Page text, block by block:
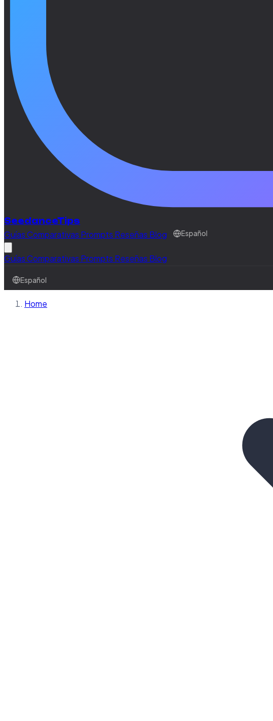
SeedanceTips
GuíasComparativas Prompts Reseñas Blog Español
GuíasComparativas Prompts Reseñas Blog
Español
Home